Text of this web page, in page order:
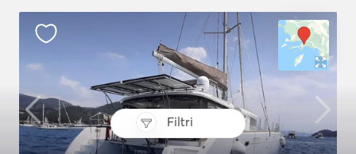
Filtri